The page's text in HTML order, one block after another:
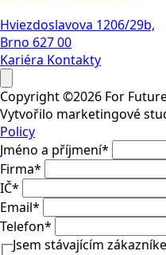
Hviezdoslavova 1206/29b,
Brno 627 00
Kariéra Kontakty
Copyright ©2026 For
Vytvořilo marketingové
Policy
Jméno a příjmení*
Firma*
IČ*
Email*
Telefon*
Jsem stávajícím